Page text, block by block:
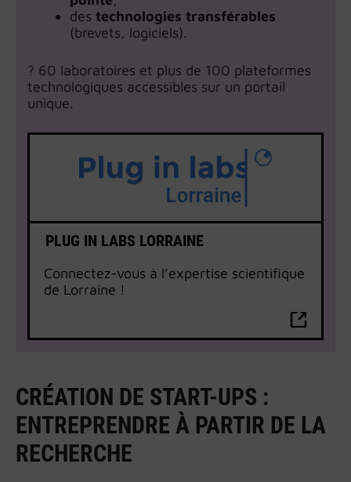
des technologies transférables
(brevets, logiciels).
? 60 laboratoires et plus de 100 plateformes
technologiques accessibles sur un portail
unique.
PLUG IN LABS LORRAINE
Connectez-vous à l’expertise scientifique
de Lorraine !
CRÉATION DE START-UPS :
ENTREPRENDRE À PARTIR DE LA
RECHERCHE